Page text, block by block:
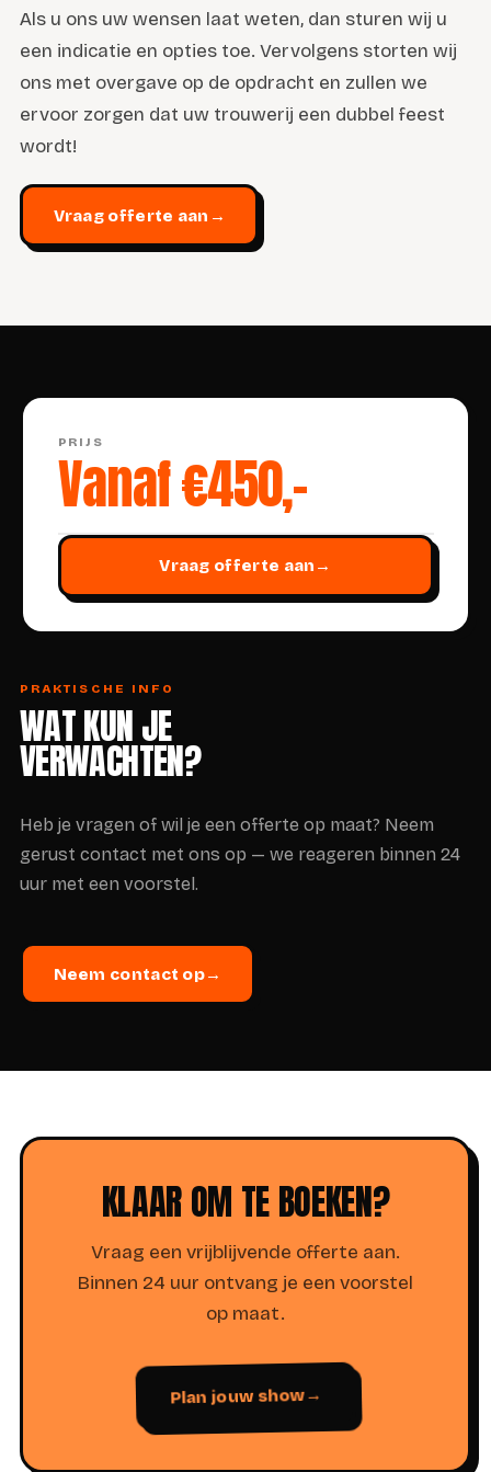
Als u ons uw wensen laat weten, dan sturen wij u
een indicatie en opties toe. Vervolgens storten wij
ons met overgave op de opdracht en zullen we
ervoor zorgen dat uw trouwerij een dubbel feest
wordt!
Vraag offerte aan →
PRIJS
Vanaf €450,-
Vraag offerte aan →
PRAKTISCHE INFO
WAT KUN JE
VERWACHTEN?
Heb je vragen of wil je een offerte op maat? Neem
gerust contact met ons op — we reageren binnen 24
uur met een voorstel.
Neem contact op→
KLAAR OM TE BOEKEN?
Vraag een vrijblijvende offerte aan.
Binnen 24 uur ontvang je een voorstel
op maat.
Plan jouw show→